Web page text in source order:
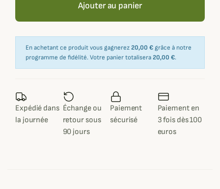
Ajouter au panier
En achetant ce produit vous gagnerez20,00 € grâce à notre
programme de fidélité. Votre panier totalisera20,00 €.
Expédié dans
la journée
Échange ou
retour sous
90 jours
Paiement
sécurisé
Paiement en
3 fois dès 100
euros